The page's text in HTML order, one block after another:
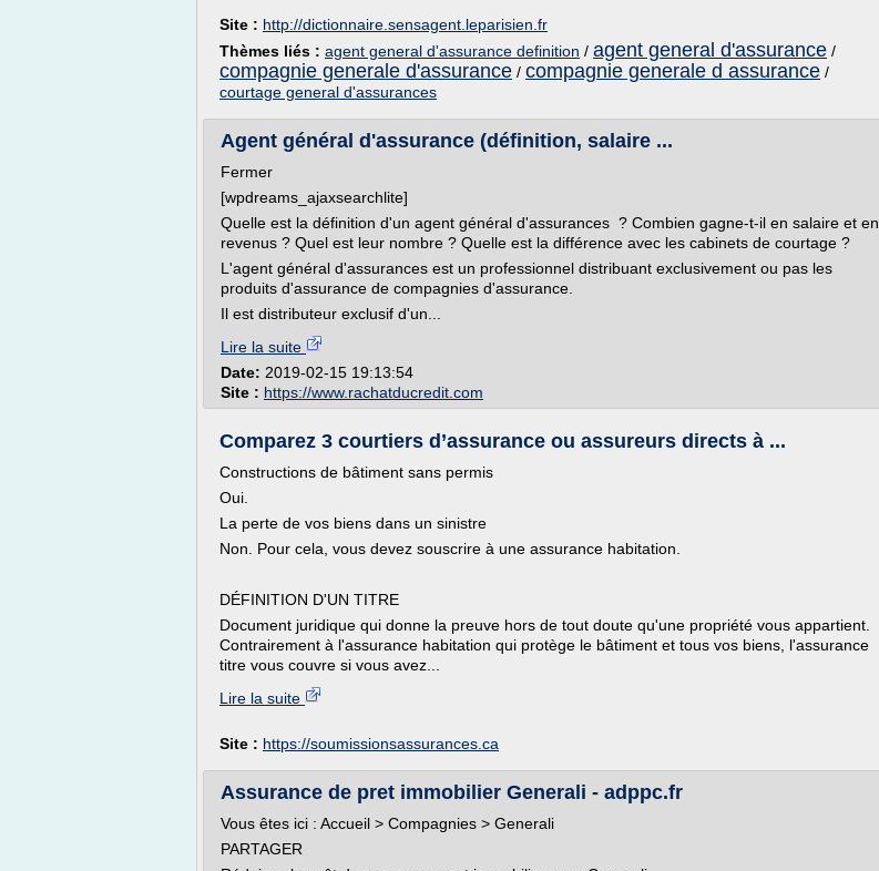
Site : http://dictionnaire.sensagent.leparisien.fr
Thèmes liés : agent general d'assurance definition / agent general d'assurance /
compagnie generale d'assurance / compagnie generale d assurance /
courtage general d'assurances
Agent général d'assurance (définition, salaire ...
Fermer
[wpdreams_ajaxsearchlite]
Quelle est la définition d'un agent général d'assurances ? Combien gagne-t-il en salaire et en
revenus ? Quel est leur nombre ? Quelle est la différence avec les cabinets de courtage ?
L'agent général d'assurances est un professionnel distribuant exclusivement ou pas les
produits d'assurance de compagnies d'assurance.
Il est distributeur exclusif d'un...
Lire la suite
Date: 2019-02-15 19:13:54
Site : https://www.rachatducredit.com
Comparez 3 courtiers d’assurance ou assureurs directs à ...
Constructions de bâtiment sans permis
Oui.
La perte de vos biens dans un sinistre
Non. Pour cela, vous devez souscrire à une assurance habitation.
DÉFINITION D'UN TITRE
Document juridique qui donne la preuve hors de tout doute qu'une propriété vous appartient.
Contrairement à l'assurance habitation qui protège le bâtiment et tous vos biens, l'assurance
titre vous couvre si vous avez...
Lire la suite
Site : https://soumissionsassurances.ca
Assurance de pret immobilier Generali - adppc.fr
Vous êtes ici : Accueil > Compagnies > Generali
PARTAGER